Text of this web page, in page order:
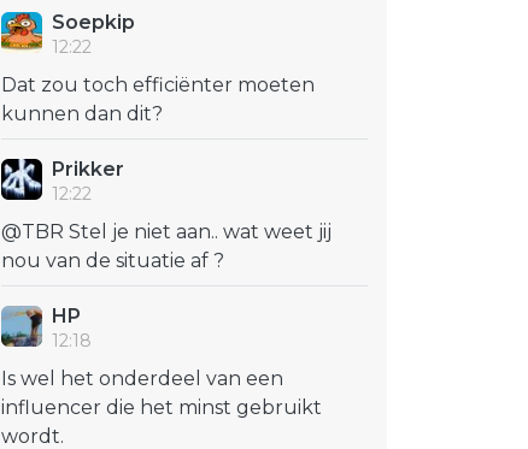
Soepkip
12:22
Dat zou toch efficiënter moeten
kunnen dan dit?
Prikker
12:22
@TBR Stel je niet aan.. wat weet jij
nou van de situatie af ?
HP
12:18
Is wel het onderdeel van een
influencer die het minst gebruikt
wordt.